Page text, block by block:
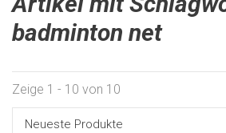
badminton net
Zeige 1 - 10 von 10
Neueste Produkte